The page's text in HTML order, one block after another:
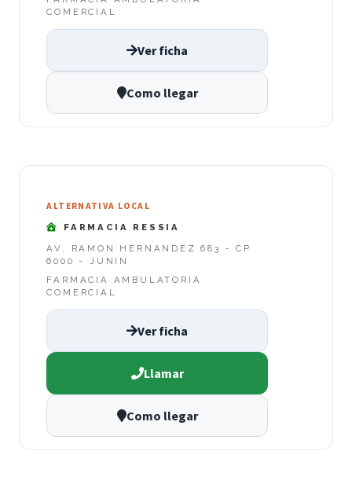
COMERCIAL
Ver ficha
Como llegar
ALTERNATIVA LOCAL
FARMACIA RESSIA
AV. RAMON HERNANDEZ 683 - CP
6000 - JUNIN
FARMACIA AMBULATORIA
COMERCIAL
Ver ficha
Llamar
Como llegar